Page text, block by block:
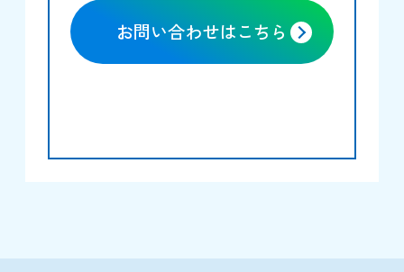
お問い合わせはこちら